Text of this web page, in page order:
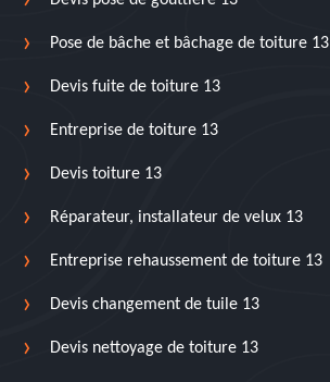
Pose de bâche et bâchage de toiture 13
Devis fuite de toiture 13
Entreprise de toiture 13
Devis toiture 13
Réparateur, installateur de velux 13
Entreprise rehaussement de toiture 13
Devis changement de tuile 13
Devis nettoyage de toiture 13